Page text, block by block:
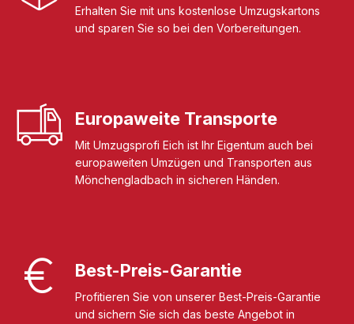
Erhalten Sie mit uns kostenlose Umzugskartons
und sparen Sie so bei den Vorbereitungen.
Europaweite Transporte
Mit Umzugsprofi Eich ist Ihr Eigentum auch bei
europaweiten Umzügen und Transporten aus
Mönchengladbach in sicheren Händen.
Best-Preis-Garantie
Profitieren Sie von unserer Best-Preis-Garantie
und sichern Sie sich das beste Angebot in